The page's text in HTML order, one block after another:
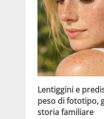
Lentiggini e
peso di fototipo,
storia familiare